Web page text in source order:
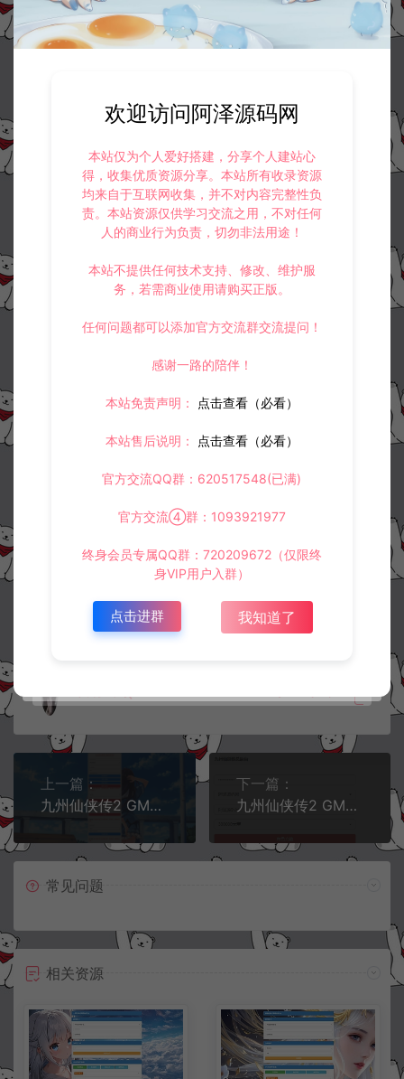
此资源下载价格为 30 星钻，请先 登录
收藏 (1) 打赏 点赞 (0)
©版权免责声明
若您需要商业运营或用于其他商业活动，请您购买正版授权并合法
如果本站有侵犯、不妥之处的资源，请在网站右边客服联系我们。
业用途，请大家不要用于商用！
号授权后台 https://www.lyzwlkj.vip/13366/dzht/
复
上一篇：
九州仙侠传2 GM新版加币账号授权后台
下一篇：
九州仙侠传2 GM清包授权后台
常见问题
相关资源
欢迎访问阿泽源码网
本站仅为个人爱好搭建，分享个人建站心
得，收集优质资源分享。本站所有收录资源
均来自于互联网收集，并不对内容完整性负
责。本站资源仅供学习交流之用，不对任何
人的商业行为负责，切勿非法用途！
本站不提供任何技术支持、修改、维护服
务，若需商业使用请购买正版。
任何问题都可以添加官方交流群交流提问！
感谢一路的陪伴！
本站免责声明： 点击查看（必看）
本站售后说明： 点击查看（必看）
官方交流QQ群：620517548(已满)
官方交流④群：1093921977
终身会员专属QQ群：720209672（仅限终
身VIP用户入群）
点击进群 我知道了